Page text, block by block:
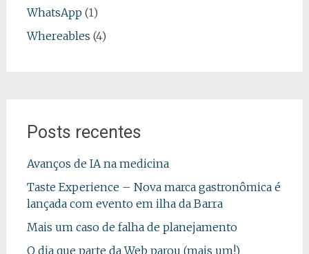
WhatsApp (1)
Whereables (4)
Posts recentes
Avanços de IA na medicina
Taste Experience – Nova marca gastronômica é
lançada com evento em ilha da Barra
Mais um caso de falha de planejamento
O dia que parte da Web parou (mais um!)